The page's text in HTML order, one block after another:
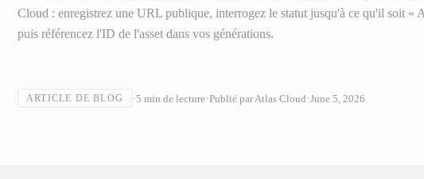
Cloud : enregistrez une URL publique, interrogez le statut jusqu'à ce qu'il soit «
puis référencez l'ID de l'asset dans vos générations.
ARTICLE DE BLOG 5 min de lecture Publié par Atlas Cloud June 5, 2026